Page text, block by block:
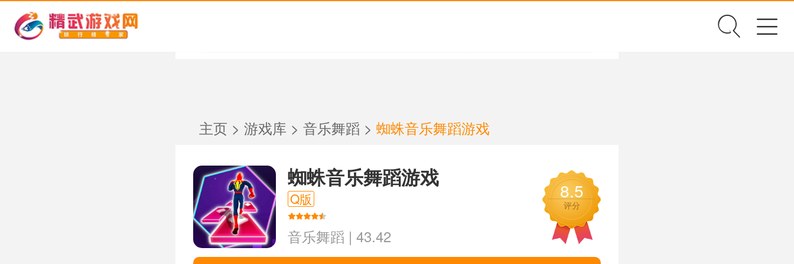
主页 > 游戏库 > 音乐舞蹈 > 蜘蛛音乐舞蹈游戏
蜘蛛音乐舞蹈游戏
Q版
音乐舞蹈 | 43.42
8.5
评分